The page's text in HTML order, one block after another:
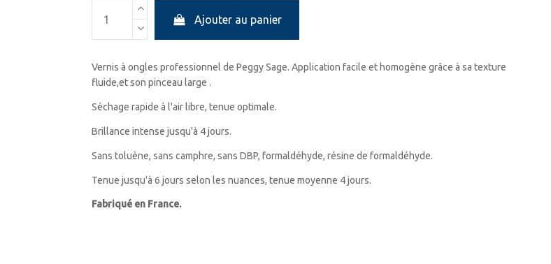
Ajouter au panier
Vernis à ongles professionnel de Peggy Sage. Application facile et homogène grâce à sa texture
fluide,et son pinceau large .
Séchage rapide à l'air libre, tenue optimale.
Brillance intense jusqu'à 4 jours.
Sans toluène, sans camphre, sans DBP, formaldéhyde, résine de formaldéhyde.
Tenue jusqu'à 6 jours selon les nuances, tenue moyenne 4 jours.
Fabriqué en France.